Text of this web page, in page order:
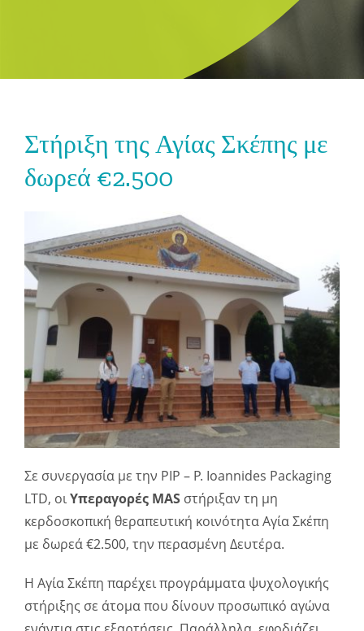
Στήριξη της Αγίας Σκέπης με
δωρεά €2.500
Σε συνεργασία με την PIP – P. Ioannides Packaging
LTD, οιΥπεραγορές MASστήριξαν τη μη
κερδοσκοπική θεραπευτική κοινότητα Αγία Σκέπη
με δωρεά €2.500, την περασμένη Δευτέρα.
Η Αγία Σκέπη παρέχει προγράμματα ψυχολογικής
στήριξης σε άτομα που δίνουν προσωπικό αγώνα